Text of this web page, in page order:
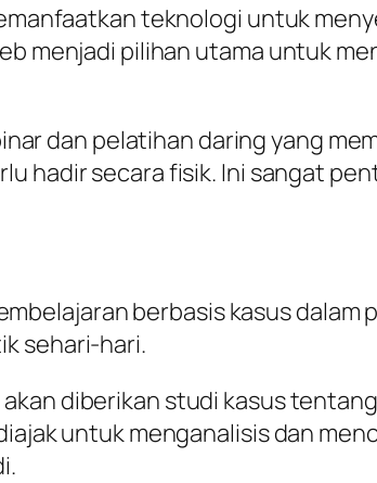
teknologi untuk
menjadi pilihan utama untuk
dan pelatihan daring yang
hadir secara fisik. Ini sangat
berbasis kasus
sehari-hari.
diberikan studi kasus
untuk menganalisis dan